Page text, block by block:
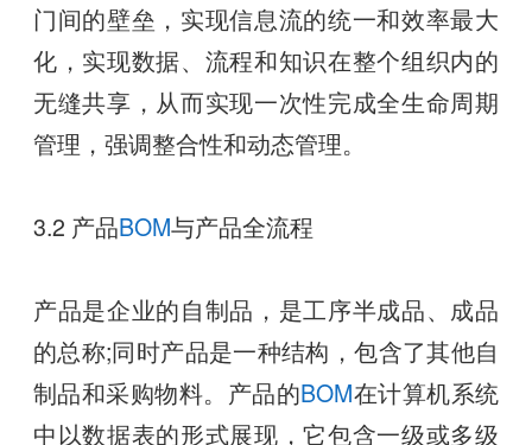
门间的壁垒，实现信息流的统一和效率最大
化，实现数据、流程和知识在整个组织内的
无缝共享，从而实现一次性完成全生命周期
管理，强调整合性和动态管理。
3.2 产品BOM与产品全流程
产品是企业的自制品，是工序半成品、成品
的总称;同时产品是一种结构，包含了其他自
制品和采购物料。产品的BOM在计算机系统
中以数据表的形式展现，它包含一级或多级